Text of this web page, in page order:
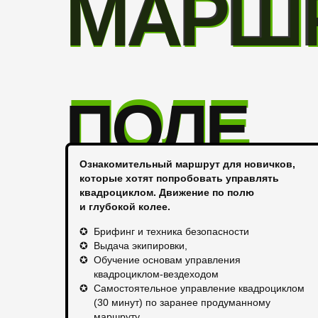
ПОЛЕ
ПОЛЕ
Брифинг и техника безопасности
Выдача экипировки,
Обучение основам управления
квадроциклом-вездеходом
Самостоятельное управление квадроциклом
(30 минут) по заранее продуманному
✪
✪
✪
✪
Ознакомительный маршрут для новичков,
которые хотят попробовать управлять
квадроциклом. Движение по полю
и глубокой колее.